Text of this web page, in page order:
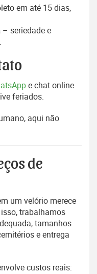
em até 15 dias,
– seriedade e
e chat online
feriados.
aqui não
de
um velório merece
trabalhamos
tamanhos
e entrega
custos reais: